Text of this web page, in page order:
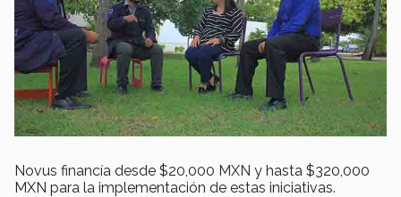
Novus financía desde $20,000 MXN y hasta $320,000
MXN para la implementación de estas iniciativas.